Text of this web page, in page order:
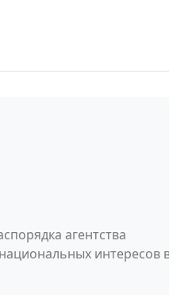
агентства
интересов